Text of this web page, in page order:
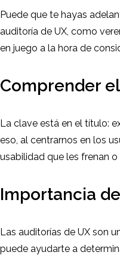
Puede que te hayas
auditoría de UX, como
en juego a la hora de
Comprender
La clave está en el título:
eso, al centrarnos en los
usabilidad que les frenan
Importancia
Las auditorías de UX son
puede ayudarte a